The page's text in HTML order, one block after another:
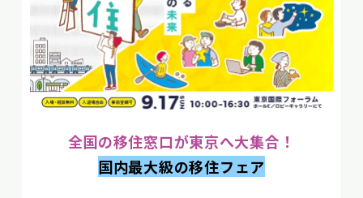
全国の移住窓口が東京へ大集合！
国内最大級の移住フェア